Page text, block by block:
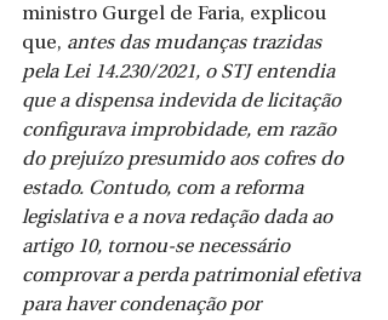
ministro Gurgel de Faria, explicou
que, antes das mudanças trazidas
pela Lei 14.230/2021, o STJ entendia
que a dispensa indevida de licitação
configurava improbidade, em razão
do prejuízo presumido aos cofres do
estado. Contudo, com a reforma
legislativa e a nova redação dada ao
artigo 10, tornou-se necessário
comprovar a perda patrimonial efetiva
para haver condenação por